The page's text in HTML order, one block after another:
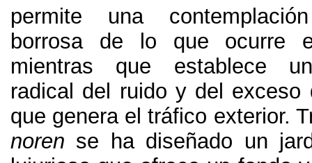
permite una
borrosa de lo que ocurre
mientras que establece
radical del ruido y del exceso
que genera el tráfico exterior.
noren se ha diseñado un